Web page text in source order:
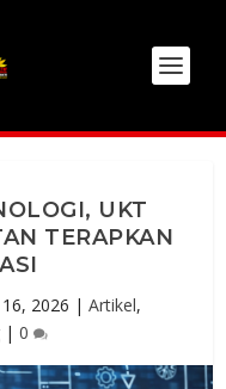
UKT
TERAPKAN
2026 | Artikel,
| 0